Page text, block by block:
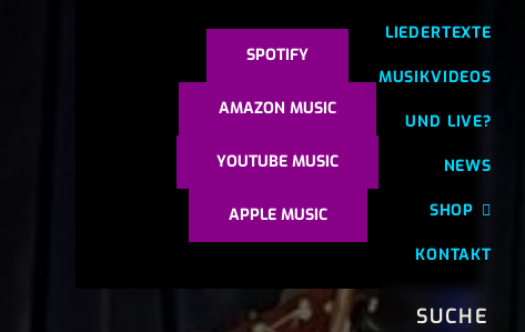
LIEDERTEXTE
MUSIKVIDEOS
UND LIVE?
NEWS
SHOP
KONTAKT
SEARCH
SPOTIFY
AMAZON MUSIC
YOUTUBE MUSIC
APPLE MUSIC